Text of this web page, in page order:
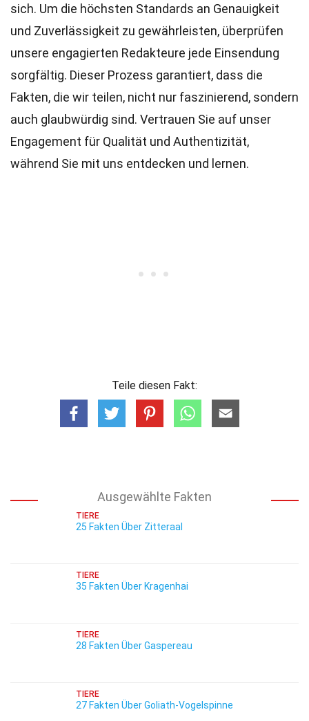
sich. Um die höchsten Standards an Genauigkeit
und Zuverlässigkeit zu gewährleisten, überprüfen
unsere engagierten Redakteure jede Einsendung
sorgfältig. Dieser Prozess garantiert, dass die
Fakten, die wir teilen, nicht nur faszinierend, sondern
auch glaubwürdig sind. Vertrauen Sie auf unser
Engagement für Qualität und Authentizität,
während Sie mit uns entdecken und lernen.
Teile diesen Fakt:
Ausgewählte Fakten
TIERE
25 Fakten Über Zitteraal
TIERE
35 Fakten Über Kragenhai
TIERE
28 Fakten Über Gaspereau
TIERE
27 Fakten Über Goliath-Vogelspinne